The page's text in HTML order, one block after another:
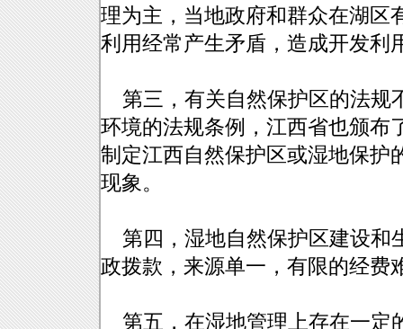
理为主，当地政府和群众在湖区
利用经常产生矛盾，造成开发利
第三，有关自然保护区的法规
环境的法规条例，江西省也颁布
制定江西自然保护区或湿地保护
现象。
第四，湿地自然保护区建设和
政拨款，来源单一，有限的经费
第五，在湿地管理上存在一定